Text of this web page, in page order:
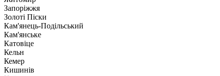
Запоріжжя
Золоті Піски
Кам'янець-Подільський
Кам'янське
Катовіце
Кельн
Кемер
Кишинів